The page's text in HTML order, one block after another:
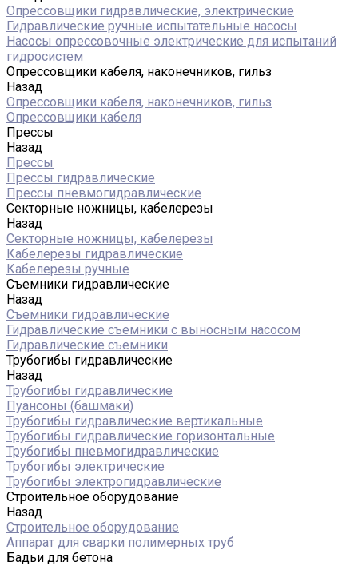
Опрессовщики гидравлические, электрические
Гидравлические ручные испытательные насосы
Насосы опрессовочные электрические для испытаний
гидросистем
Опрессовщики кабеля, наконечников, гильз
Назад
Опрессовщики кабеля, наконечников, гильз
Опрессовщики кабеля
Прессы
Назад
Прессы
Прессы гидравлические
Прессы пневмогидравлические
Секторные ножницы, кабелерезы
Назад
Секторные ножницы, кабелерезы
Кабелерезы гидравлические
Кабелерезы ручные
Съемники гидравлические
Назад
Съемники гидравлические
Гидравлические cъемники с выносным насосом
Гидравлические съемники
Трубогибы гидравлические
Назад
Трубогибы гидравлические
Пуансоны (башмаки)
Трубогибы гидравлические вертикальные
Трубогибы гидравлические горизонтальные
Трубогибы пневмогидравлические
Трубогибы электрические
Трубогибы электрогидравлические
Строительное оборудование
Назад
Строительное оборудование
Аппарат для сварки полимерных труб
Бадьи для бетона